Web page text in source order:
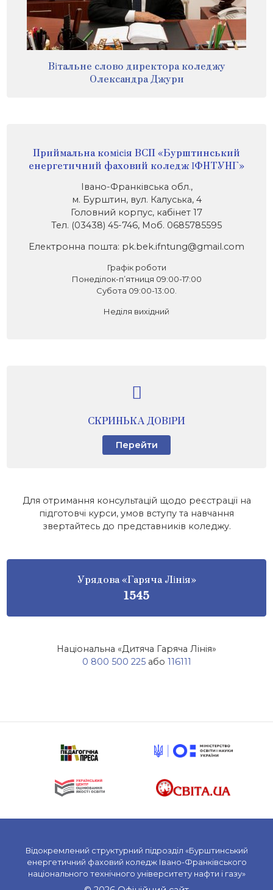
Вітальне слово директора коледжу
Олександра Джури
Приймальна комісія ВСП «Бурштинський
енергетичний фаховий коледж ІФНТУНГ»
Івано-Франківська обл.,
м. Бурштин, вул. Калуська, 4
Головний корпус, кабінет 17
Тел. (03438) 45-746, Моб. 0685785595
Електронна пошта: pk.bek.ifntung@gmail.com
Графік роботи
Понеділок-п’ятниця 09:00-17:00
Субота 09:00-13:00.
Неділя вихідний
СКРИНЬКА ДОВІРИ
Перейти
Для отримання консультацій щодо реєстрації на
підготовчі курси, умов вступу та навчання
звертайтесь до представників коледжу.
Урядова «Гаряча Лінія»
1545
Національна «Дитяча Гаряча Лінія»
0 800 500 225або 116111
Відокремлений структурний підрозділ «Бурштинський
енергетичний фаховий коледж Івано-Франківського
національного технічного університету нафти і газу»